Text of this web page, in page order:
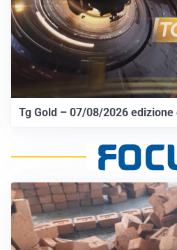
Tg Gold – 07/08/2026 edizione